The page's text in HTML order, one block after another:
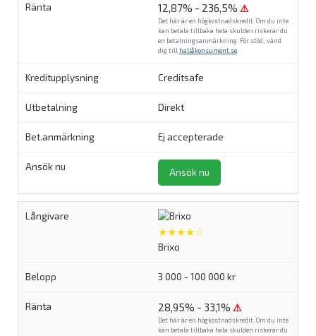
12,87% - 236,5% ⚠
Det här är en högkostnadskredit. Om du inte
kan betala tillbaka hela skulden riskerar du
en betalningsanmärkning. För stöd, vänd
dig till hallåkonsument.se
Creditsafe
Direkt
Ej accepterade
Ansök nu
★★★★☆
Brixo
3 000 - 100 000 kr
28,95% - 33,1% ⚠
Det här är en högkostnadskredit. Om du inte
kan betala tillbaka hela skulden riskerar du